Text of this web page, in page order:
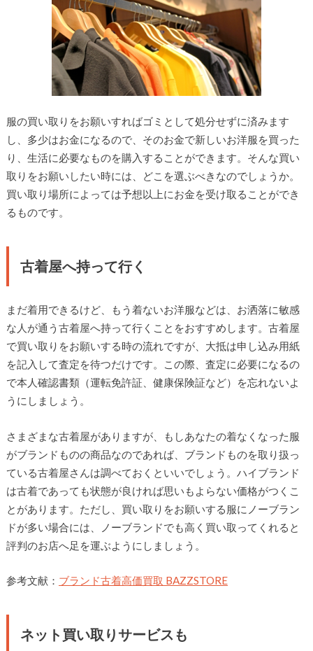
服の買い取りをお願いすればゴミとして処分せずに済みます
し、多少はお金になるので、そのお金で新しいお洋服を買った
り、生活に必要なものを購入することができます。そんな買い
取りをお願いしたい時には、どこを選ぶべきなのでしょうか。
買い取り場所によっては予想以上にお金を受け取ることができ
るものです。
古着屋へ持って行く
まだ着用できるけど、もう着ないお洋服などは、お洒落に敏感
な人が通う古着屋へ持って行くことをおすすめします。古着屋
で買い取りをお願いする時の流れですが、大抵は申し込み用紙
を記入して査定を待つだけです。この際、査定に必要になるの
で本人確認書類（運転免許証、健康保険証など）を忘れないよ
うにしましょう。
さまざまな古着屋がありますが、もしあなたの着なくなった服
がブランドものの商品なのであれば、ブランドものを取り扱っ
ている古着屋さんは調べておくといいでしょう。ハイブランド
は古着であっても状態が良ければ思いもよらない価格がつくこ
とがあります。ただし、買い取りをお願いする服にノーブラン
ドが多い場合には、ノーブランドでも高く買い取ってくれると
評判のお店へ足を運ぶようにしましょう。
参考文献： ブランド古着高価買取 BAZZSTORE
ネット買い取りサービスも